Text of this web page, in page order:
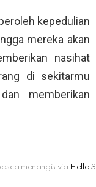
kepedulian
mereka akan
nasihat
di sekitarmu
memberikan
menangis via Hello